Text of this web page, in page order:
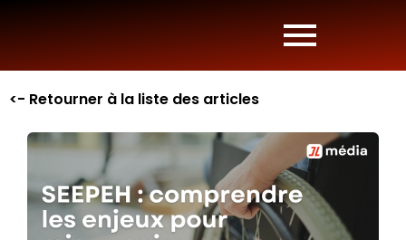
<- Retourner à la liste des articles